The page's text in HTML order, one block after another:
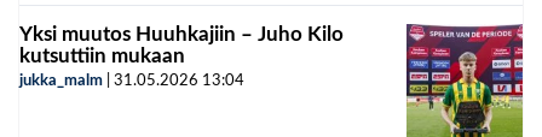
Yksi muutos Huuhkajiin – Juho Kilo
kutsuttiin mukaan
jukka_malm 31.05.2026 13:04